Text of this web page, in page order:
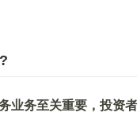
业务至关重要，投资